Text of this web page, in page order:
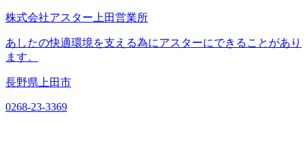
株式会社アスター上田営業所
あしたの快適環境を支える為にアスターにできることがあり
ます。
長野県上田市
0268-23-3369